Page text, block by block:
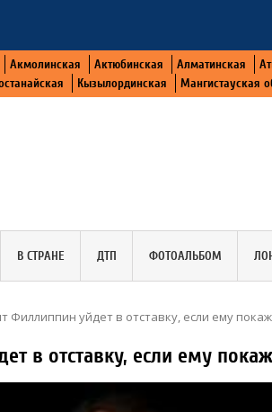
Акмолинская Актюбинская Алматинская
Кызылординская Мангистауская
В СТРАНЕ ДТП ФОТОАЛЬБОМ
Филлиппин уйдет в отставку, если ему
в отставку, если ему